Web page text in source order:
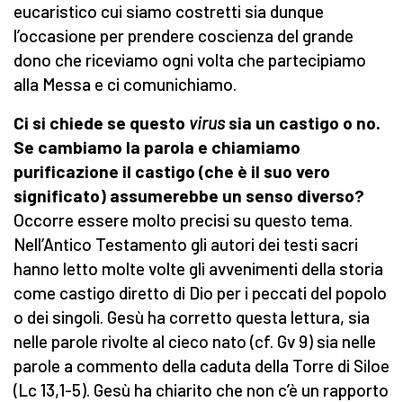
eucaristico cui siamo costretti sia dunque
l’occasione per prendere coscienza del grande
dono che riceviamo ogni volta che partecipiamo
alla Messa e ci comunichiamo.
Ci si chiede se questo virussia un castigo o no.
Se cambiamo la parola e chiamiamo
purificazione il castigo (che è il suo vero
significato) assumerebbe un senso diverso?
Occorre essere molto precisi su questo tema.
Nell’Antico Testamento gli autori dei testi sacri
hanno letto molte volte gli avvenimenti della storia
come castigo diretto di Dio per i peccati del popolo
o dei singoli. Gesù ha corretto questa lettura, sia
nelle parole rivolte al cieco nato (cf. Gv 9) sia nelle
parole a commento della caduta della Torre di Siloe
(Lc 13,1-5). Gesù ha chiarito che non c’è un rapporto